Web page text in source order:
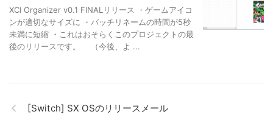
XCI Organizer v0.1 FINALリリース ・ゲームアイコ
ンが適切なサイズに ・バッチリネームの時間が5秒
未満に短縮 ・これはおそらくこのプロジェクトの最
後のリリースです。 （今後、よ ...
[Switch] SX OSのリリースメール